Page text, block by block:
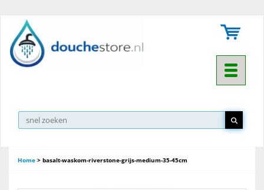
Toggle
Home > basalt-waskom-riverstone-grijs-medium-35-45cm